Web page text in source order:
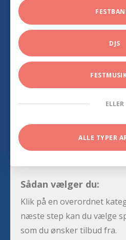
DJS
ELLER
ALLE TYPER
Sådan vælger du:
Klik på en overordnet
næste step kan du vælge
som du ønsker tilbud fra.